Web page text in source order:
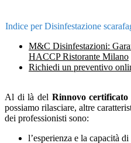
Indice per Disinfestazione
M&C Disinfestazioni:
HACCP Ristorante Milano
Richiedi un preventivo
Al di là del Rinnovo
possiamo rilasciare, altre
dei professionisti sono:
l’esperienza e la capacità